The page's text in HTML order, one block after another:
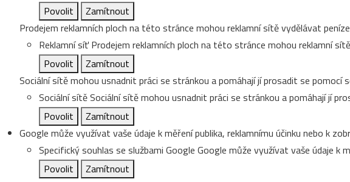
Povolit
Zamítnout
Prodejem reklamních ploch na této stránce mohou reklamní sítě vydělávat
Reklamní síť Prodejem reklamních ploch na této stránce mohou reklamní
Povolit
Zamítnout
Sociální sítě mohou usnadnit práci se stránkou a pomáhají jí prosadit se pomocí
Sociální sítěSociální sítě mohou usnadnit práci se stránkou a pomáhají jí
Povolit
Zamítnout
Google může využívat vaše údaje k měření publika, reklamnímu účinku nebo k
Specifický souhlas se službami Google Google může využívat vaše údaje k
Povolit
Zamítnout